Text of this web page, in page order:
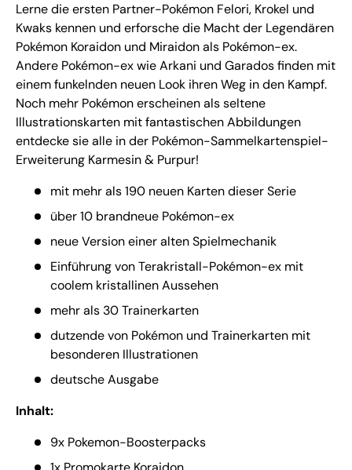
Lerne die ersten Partner-Pokémon Felori, Krokel und
Kwaks kennen und erforsche die Macht der Legendären
Pokémon Koraidon und Miraidon als Pokémon-ex.
Andere Pokémon-ex wie Arkani und Garados finden mit
einem funkelnden neuen Look ihren Weg in den Kampf.
Noch mehr Pokémon erscheinen als seltene
Illustrationskarten mit fantastischen Abbildungen 
entdecke sie alle in der Pokémon-Sammelkartenspiel-
Erweiterung Karmesin & Purpur!
mit mehr als 190 neuen Karten dieser Serie
über 10 brandneue Pokémon-ex
neue Version einer alten Spielmechanik
Einführung von Terakristall-Pokémon-ex mit
coolem kristallinen Aussehen
mehr als 30 Trainerkarten
dutzende von Pokémon und Trainerkarten mit
besonderen Illustrationen
deutsche Ausgabe
Inhalt:
9x Pokemon-Boosterpacks